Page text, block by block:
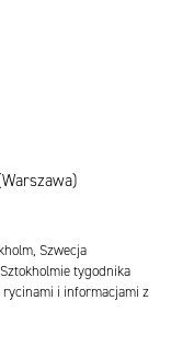
Szwecja
tygodnika
i informacjami z